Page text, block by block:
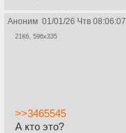
Аноним 01/01/26 Чтв 08:06:07
21Кб, 596x335
>>3465545
А кто это?